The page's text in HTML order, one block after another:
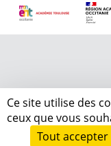
Ce site utilise des
ceux que vous
Tout accepter